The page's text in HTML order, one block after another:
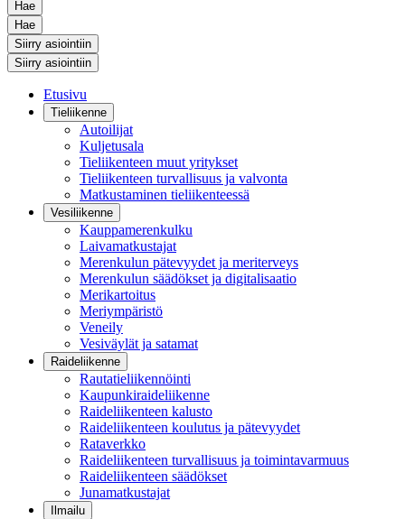
Hae
Hae
Siirry asiointiin
Siirry asiointiin
Etusivu
Tieliikenne
Autoilijat
Kuljetusala
Tieliikenteen muut yritykset
Tieliikenteen turvallisuus ja valvonta
Matkustaminen tieliikenteessä
Vesiliikenne
Kauppamerenkulku
Laivamatkustajat
Merenkulun pätevyydet ja meriterveys
Merenkulun säädökset ja digitalisaatio
Merikartoitus
Meriympäristö
Veneily
Vesiväylät ja satamat
Raideliikenne
Rautatieliikennöinti
Kaupunkiraideliikenne
Raideliikenteen kalusto
Raideliikenteen koulutus ja pätevyydet
Rataverkko
Raideliikenteen turvallisuus ja toimintavarmuus
Raideliikenteen säädökset
Junamatkustajat
Ilmailu